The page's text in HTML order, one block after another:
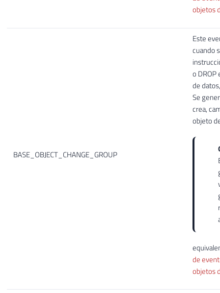
objetos
BASE_OBJECT_CHANGE_GROUP
Este
cuando
o DROP
de
Se
crea,
objeto
de
objetos